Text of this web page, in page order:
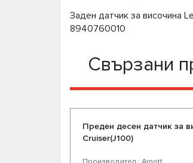
Заден датчик за височина
8940760010
Свързани
Преден десен датчик за
Cruiser(J100)